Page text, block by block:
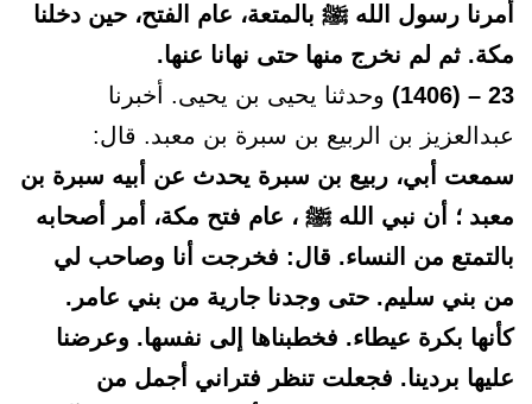
أمرنا رسول الله ﷺ بالمتعة، عام الفتح، حين دخلنا
مكة. ثم لم نخرج منها حتى نهانا عنها.
23 – (1406)
وحدثنا يحيى بن يحيى. أخبرنا
عبدالعزيز بن الربيع بن سبرة بن معبد. قال:
سمعت أبي، ربيع بن سبرة يحدث عن أبيه سبرة بن
معبد ؛ أن نبي الله ﷺ ، عام فتح مكة، أمر أصحابه
بالتمتع من النساء. قال: فخرجت أنا وصاحب لي
من بني سليم. حتى وجدنا جارية من بني عامر.
كأنها بكرة عيطاء. فخطبناها إلى نفسها. وعرضنا
عليها بردينا. فجعلت تنظر فتراني أجمل من